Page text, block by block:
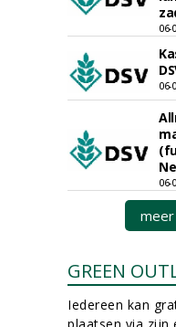
06-
06-
06-
meer
GREEN
Iedereen kan